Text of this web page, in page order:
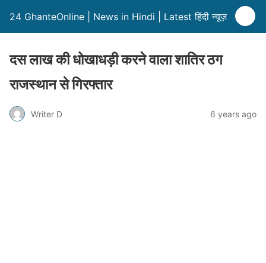
24 GhanteOnline | News in Hindi | Latest हिंदी न्यूज़
दस लाख की धोखाधड़ी करने वाला शातिर ठग
राजस्थान से गिरफ्तार
Writer D 6 years ago